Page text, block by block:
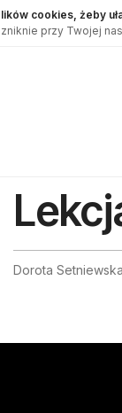
cookies, żeby
przy Twojej
Dorota Setniewska